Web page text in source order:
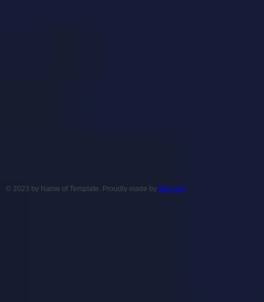
© 2023 by Name of Template. Proudly made by Wix.com